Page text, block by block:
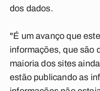
dos dados.
"É um avanço que
informações, que são
maioria dos sites
estão publicando as